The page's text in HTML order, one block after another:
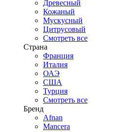
Древесный
Кожаный
Мускусный
Цитрусовый
Смотреть все
Страна
Франция
Италия
ОАЭ
США
Турция
Смотреть все
Бренд
Afnan
Mancera